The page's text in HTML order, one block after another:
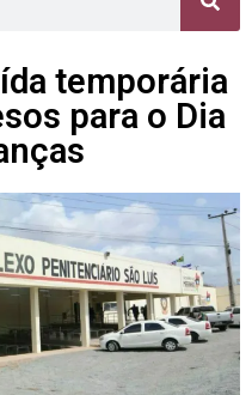
temporária
para o Dia